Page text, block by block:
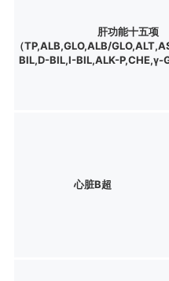
肝功能十五项
（TP,ALB,GLO,ALB/
BIL,D-BIL,I-BIL,ALK-P,CHE,γ-
心脏B超